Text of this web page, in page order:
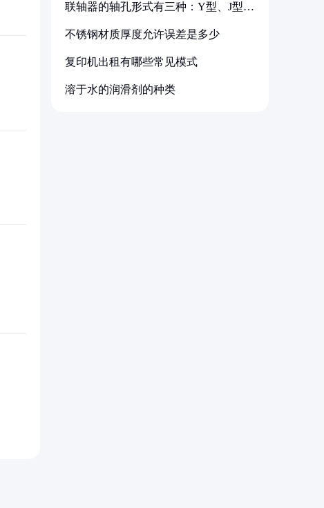
联轴器的轴孔形式有三种：Y型、J型、
不锈钢材质厚度允许误差是多少
复印机出租有哪些常见模式
溶于水的润滑剂的种类